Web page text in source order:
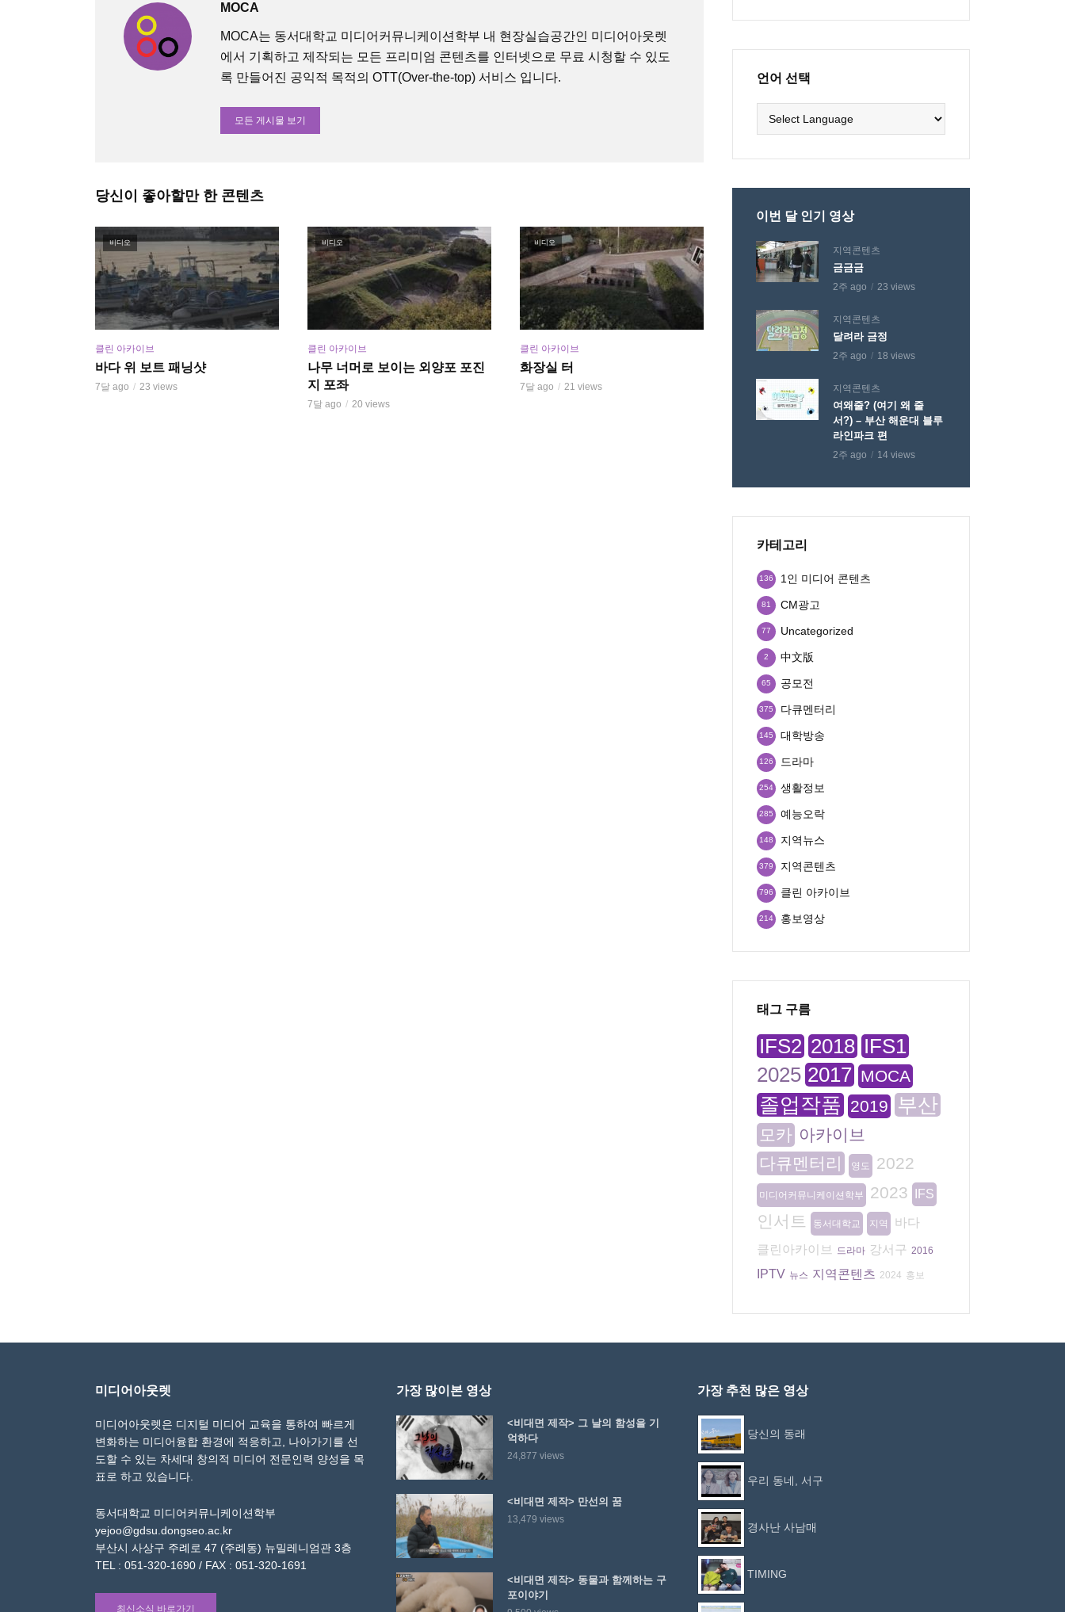
MOCA
MOCA는 동서대학교 미디어커뮤니케이션학부 내 현장실습공간인 미디어아웃렛
에서 기획하고 제작되는 모든 프리미엄 콘텐츠를 인터넷으로 무료 시청할 수 있도
록 만들어진 공익적 목적의 OTT(Over-the-top) 서비스 입니다.
모든 게시물 보기
당신이 좋아할만 한 콘텐츠
비디오
클린 아카이브
바다 위 보트 패닝샷
7달 ago 23 views
비디오
클린 아카이브
나무 너머로 보이는 외양포 포진
지 포좌
7달 ago 20 views
비디오
클린 아카이브
화장실 터
7달 ago 21 views
언어 선택
이번 달 인기 영상
지역콘텐츠
금금금
2주 ago 23 views
지역콘텐츠
달려라 금정
2주 ago 18 views
지역콘텐츠
여왜줄? (여기 왜 줄
서?) – 부산 해운대 블루
라인파크 편
2주 ago 14 views
카테고리
1인 미디어 콘텐츠
136
CM광고
81
Uncategorized
77
中文版
2
공모전
65
다큐멘터리
375
대학방송
145
드라마
126
생활정보
254
예능오락
285
지역뉴스
148
지역콘텐츠
379
클린 아카이브
796
홍보영상
214
태그 구름
IFS2 2018 IFS1
2025 2017 MOCA
졸업작품 2019 부산
모카 아카이브
다큐멘터리
영도 2022
미디어커뮤니케이션학부 2023 IFS
인서트 동서대학교 지역
바다
클린아카이브
드라마 강서구 2016
IPTV 뉴스 지역콘텐츠 2024 홍보
미디어아웃렛
미디어아웃렛은 디지털 미디어 교육을 통하여 빠르게
변화하는 미디어융합 환경에 적응하고, 나아가기를 선
도할 수 있는 차세대 창의적 미디어 전문인력 양성을 목
표로 하고 있습니다.
동서대학교 미디어커뮤니케이션학부
yejoo@gdsu.dongseo.ac.kr
부산시 사상구 주례로 47 (주례동) 뉴밀레니엄관 3층
TEL : 051-320-1690 / FAX : 051-320-1691
최신소식 바로가기
가장 많이본 영상
<비대면 제작> 그 날의 함성을 기
억하다
24,877 views
<비대면 제작> 만선의 꿈
13,479 views
<비대면 제작> 동물과 함께하는 구
포이야기
가장 추천 많은 영상
당신의 동래
우리 동네, 서구
경사난 사남매
TIMING